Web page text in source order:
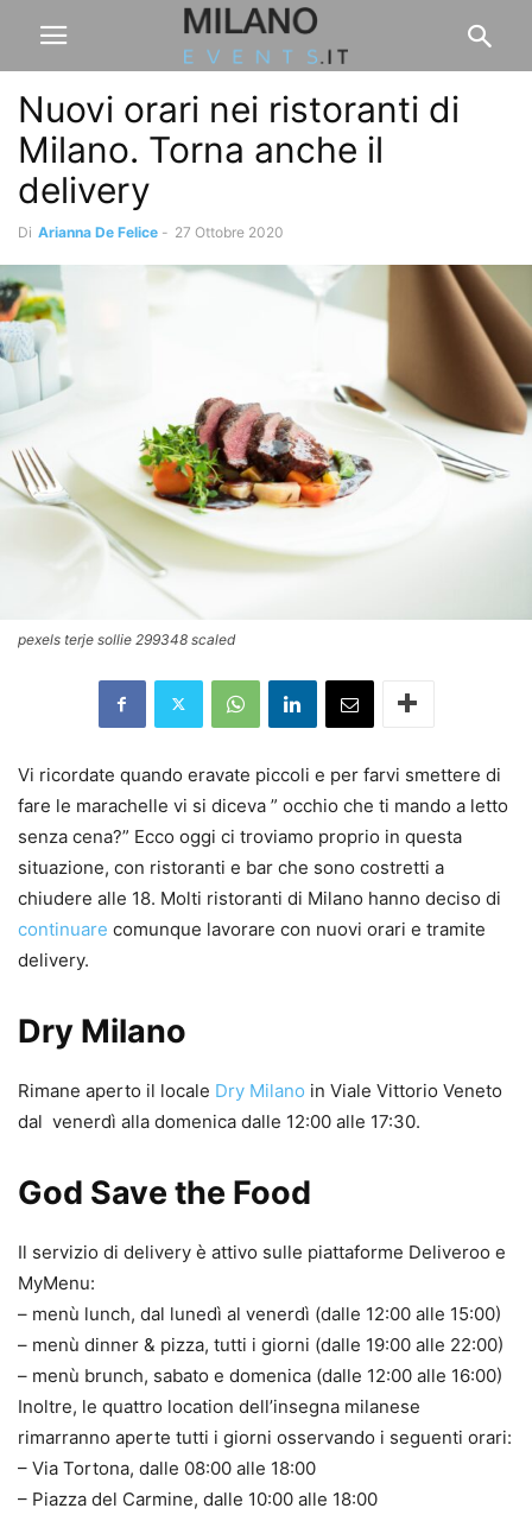
Nuovi orari nei ristoranti di
Milano. Torna anche il
delivery
Di Arianna De Felice - 27 Ottobre 2020
pexels terje sollie 299348 scaled
Vi ricordate quando eravate piccoli e per farvi smettere di
fare le marachelle vi si diceva ” occhio che ti mando a letto
senza cena?” Ecco oggi ci troviamo proprio in questa
situazione, con ristoranti e bar che sono costretti a
chiudere alle 18. Molti ristoranti di Milano hanno deciso di
continuare comunque lavorare con nuovi orari e tramite
delivery.
Dry Milano
Rimane aperto il locale Dry Milano in Viale Vittorio Veneto
dal venerdì alla domenica dalle 12:00 alle 17:30.
God Save the Food
Il servizio di delivery è attivo sulle piattaforme Deliveroo e
MyMenu:
– menù lunch, dal lunedì al venerdì (dalle 12:00 alle 15:00)
– menù dinner & pizza, tutti i giorni (dalle 19:00 alle 22:00)
– menù brunch, sabato e domenica (dalle 12:00 alle 16:00)
Inoltre, le quattro location dell’insegna milanese
rimarranno aperte tutti i giorni osservando i seguenti orari:
– Via Tortona, dalle 08:00 alle 18:00
– Piazza del Carmine, dalle 10:00 alle 18:00